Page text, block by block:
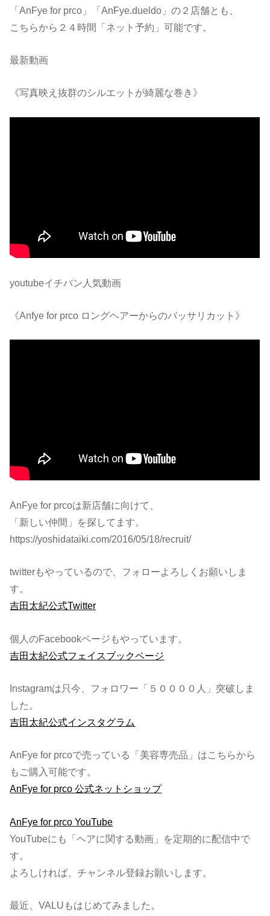
「AnFye for prco」「AnFye.dueldo」の２店舗とも、
こちらから２４時間「ネット予約」可能です。
最新動画
《写真映え抜群のシルエットが綺麗な巻き》
youtubeイチバン人気動画
《Anfye for prco ロングヘアーからのバッサリカット》
AnFye for prcoは新店舗に向けて、
「新しい仲間」を探してます。
https://yoshidataiki.com/2016/05/18/recruit/
twitterもやっているので、フォローよろしくお願いしま
す。
吉田太紀公式Twitter
個人のFacebookページもやっています。
吉田太紀公式フェイスブックページ
Instagramは只今、フォロワー「５００００人」突破しま
した。
吉田太紀公式インスタグラム
AnFye for prcoで売っている「美容専売品」はこちらから
もご購入可能です。
AnFye for prco 公式ネットショップ
AnFye for prco YouTube
YouTubeにも「ヘアに関する動画」を定期的に配信中で
す。
よろしければ、チャンネル登録お願いします。
最近、VALUもはじめてみました。